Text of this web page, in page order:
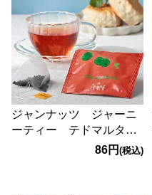
ジャンナッツ ジャーニ
ーティー テドマルタ
86円(税込)